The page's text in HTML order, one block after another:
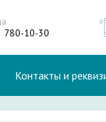
780-10-30
Контакты и